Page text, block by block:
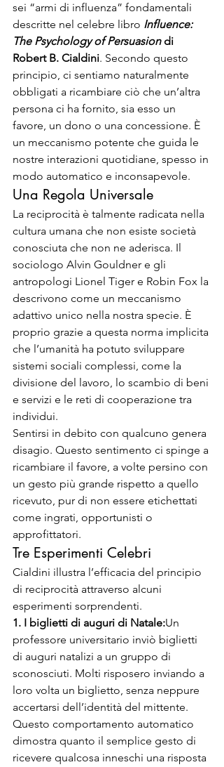
sei “armi di influenza” fondamentali
descritte nel celebre libro Influence:
The Psychology of Persuasion di
Robert B. Cialdini. Secondo questo
principio, ci sentiamo naturalmente
obbligati a ricambiare ciò che un’altra
persona ci ha fornito, sia esso un
favore, un dono o una concessione. È
un meccanismo potente che guida le
nostre interazioni quotidiane, spesso in
modo automatico e inconsapevole.
Una Regola Universale
La reciprocità è talmente radicata nella
cultura umana che non esiste società
conosciuta che non ne aderisca. Il
sociologo Alvin Gouldner e gli
antropologi Lionel Tiger e Robin Fox la
descrivono come un meccanismo
adattivo unico nella nostra specie. È
proprio grazie a questa norma implicita
che l’umanità ha potuto sviluppare
sistemi sociali complessi, come la
divisione del lavoro, lo scambio di beni
e servizi e le reti di cooperazione tra
individui.
Sentirsi in debito con qualcuno genera
disagio. Questo sentimento ci spinge a
ricambiare il favore, a volte persino con
un gesto più grande rispetto a quello
ricevuto, pur di non essere etichettati
come ingrati, opportunisti o
approfittatori.
Tre Esperimenti Celebri
Cialdini illustra l’efficacia del principio
di reciprocità attraverso alcuni
esperimenti sorprendenti.
1. I biglietti di auguri di Natale:Un
professore universitario inviò biglietti
di auguri natalizi a un gruppo di
sconosciuti. Molti risposero inviando a
loro volta un biglietto, senza neppure
accertarsi dell’identità del mittente.
Questo comportamento automatico
dimostra quanto il semplice gesto di
ricevere qualcosa inneschi una risposta